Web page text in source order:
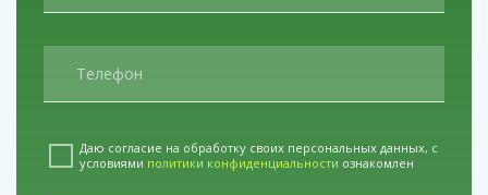
нарколога на дом позволяет профессионально
страдания, что само по себе становится важным
мотивирующим фактором.
Прерывание запойного состояния. Длительная
интоксикация — это нагрузка на все органы. Резкая
Даю согласие на обработку своих персональных данных, с
условиями политики конфиденциальности ознакомлен